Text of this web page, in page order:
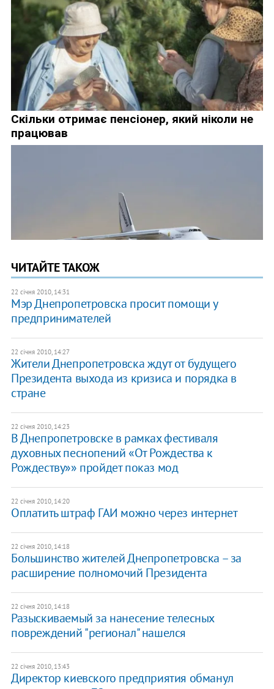
ЧИТАЙТЕ ТАКОЖ
22 січня 2010, 14:31
Мэр Днепропетровска просит помощи у
предпринимателей
22 січня 2010, 14:27
Жители Днепропетровска ждут от будущего
Президента выхода из кризиса и порядка в
стране
22 січня 2010, 14:23
В Днепропетровске в рамках фестиваля
духовных песнопений «От Рождества к
Рождеству»» пройдет показ мод
22 січня 2010, 14:20
Оплатить штраф ГАИ можно через интернет
22 січня 2010, 14:18
Большинство жителей Днепропетровска – за
расширение полномочий Президента
22 січня 2010, 14:18
Разыскиваемый за нанесение телесных
повреждений "регионал" нашелся
22 січня 2010, 13:43
Директор киевского предприятия обманул